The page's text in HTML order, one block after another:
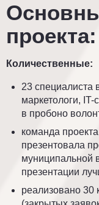
проекта:
Количественные:
23 специалиста
маркетологи,
в пробоно
команда
презентовала
муниципальной
презентации
реализовано 30